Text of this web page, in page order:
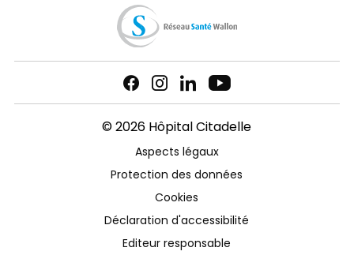
© 2026 Hôpital Citadelle
Aspects légaux
Protection des données
Cookies
Déclaration d'accessibilité
Editeur responsable